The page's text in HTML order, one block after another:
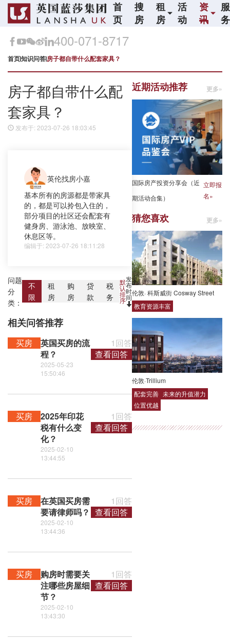
首
页
搜
房
租
房
活
动
资
讯
服
务
400-071-8717
首页知识问答房子都自带什么配套家具？
房子都自带什么配
套家具？
发布于: 2023-07-26 18:03:45
英伦找房小嘉
基本所有的房源都是带家具
的，都是可以拎包入住的，
部分项目的社区还会配套有
健身房、游泳池、放映室、
休息区等。
编辑于: 2023-07-26 18:11:28
问题
分
类：
不
限
租
房
购
房
贷
款
税
务
默
认
排
序
发
布
时
间
相关问答推荐
买房
英国买房的流
程？
2025-05-23
15:50:46
1回答
查看回答
买房
2025年印花
税有什么变
化？
2025-02-10
13:44:55
1回答
查看回答
买房
在英国买房需
要请律师吗？
2025-02-10
13:44:36
1回答
查看回答
买房
购房时需要关
注哪些房屋细
节？
2025-02-10
13:43:30
1回答
查看回答
近期活动推荐 更多»
国际房产投资分享会（近
期活动合集）
立即报
名»
猜您喜欢 更多»
伦敦· 科斯威街 Cosway Street
教育资源丰富
伦敦·Trillium
配套完善 未来的升值潜力
位置优越